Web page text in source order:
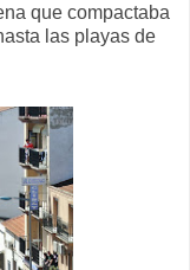
que compactaba
las playas de